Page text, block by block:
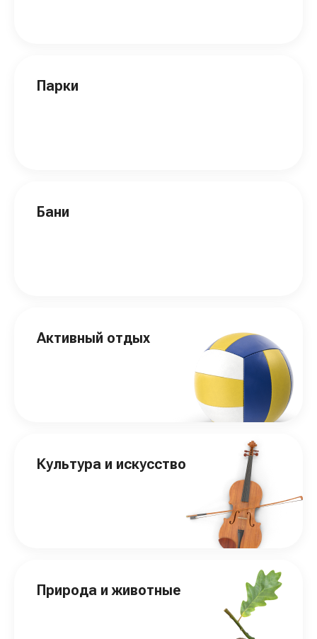
Парки
Бани
Активный отдых
Культура и искусство
Природа и животные